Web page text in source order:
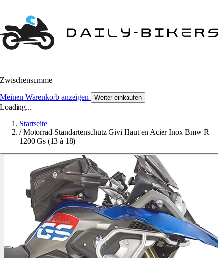
Zwischensumme
Meinen Warenkorb anzeigen Weiter einkaufen
Loading...
Startseite
/ Motorrad-Standartenschutz Givi Haut en Acier Inox Bmw R
1200 Gs (13 à 18)